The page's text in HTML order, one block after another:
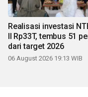
Realisasi investasi
II Rp33T, tembus 51
dari target 2026
06 August 2026 19:13 WIB